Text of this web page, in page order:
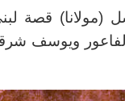
(مولانا) قصة
ويوسف